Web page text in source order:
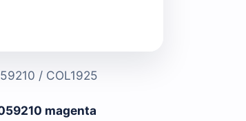
/ COL1925
magenta